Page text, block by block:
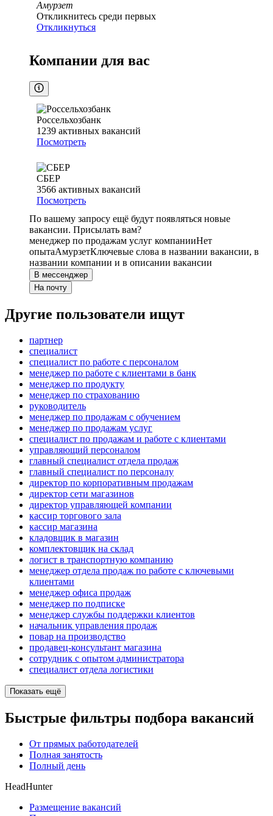
Амурзет
Откликнитесь среди первых
Откликнуться
Компании для вас
Россельхозбанк
1239 активных вакансий
Посмотреть
СБЕР
3566 активных вакансий
Посмотреть
По вашему запросу ещё будут появляться новые
вакансии. Присылать вам?
менеджер по продажам услуг компанииНет
опытаАмурзетКлючевые слова в названии вакансии, в
названии компании и в описании вакансии
В мессенджер
На почту
Другие пользователи ищут
партнер
специалист
специалист по работе с персоналом
менеджер по работе с клиентами в банк
менеджер по продукту
менеджер по страхованию
руководитель
менеджер по продажам с обучением
менеджер по продажам услуг
специалист по продажам и работе с клиентами
управляющий персоналом
главный специалист отдела продаж
главный специалист по персоналу
директор по корпоративным продажам
директор сети магазинов
директор управляющей компании
кассир торгового зала
кассир магазина
кладовщик в магазин
комплектовщик на склад
логист в транспортную компанию
менеджер отдела продаж по работе с ключевыми
клиентами
менеджер офиса продаж
менеджер по подписке
менеджер службы поддержки клиентов
начальник управления продаж
повар на производство
продавец-консультант магазина
сотрудник с опытом администратора
специалист отдела логистики
Показать ещё
Быстрые фильтры подбора вакансий
От прямых работодателей
Полная занятость
Полный день
HeadHunter
Размещение вакансий